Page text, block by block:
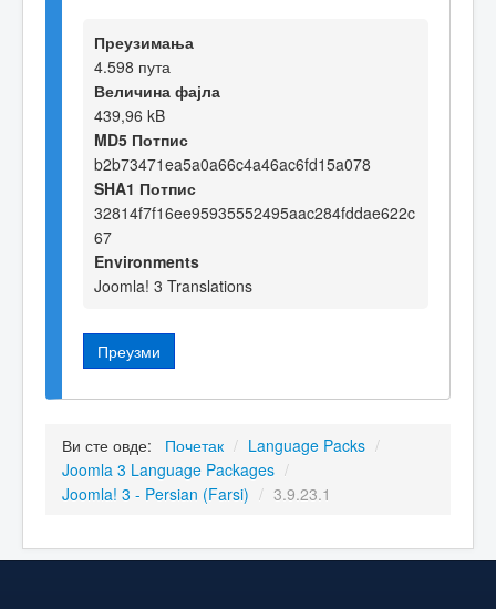
Преузимања
4.598 пута
Величина фајла
439,96 kB
MD5 Потпис
b2b73471ea5a0a66c4a46ac6fd15a078
SHA1 Потпис
32814f7f16ee95935552495aac284fddae622c
67
Environments
Joomla! 3 Translations
Преузми
Ви сте овде: Почетак / Language Packs /
Joomla 3 Language Packages /
Joomla! 3 - Persian (Farsi) / 3.9.23.1